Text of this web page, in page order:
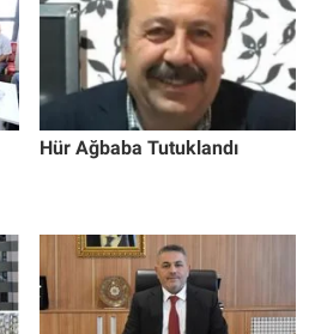
Hür Ağbaba Tutuklandı